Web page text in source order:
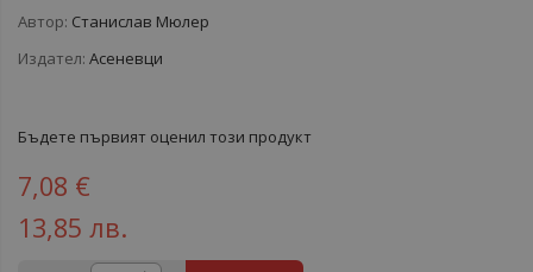
Автор: Станислав Мюлер
Издател: Асеневци
Бъдете първият оценил този продукт
7,08 €
13,85 лв.